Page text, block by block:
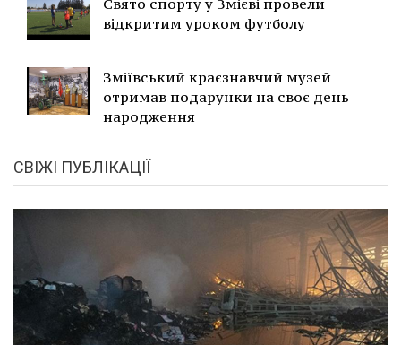
відкритим уроком футболу
Зміївський краєзнавчий музей
отримав подарунки на своє день
народження
СВІЖІ ПУБЛІКАЦІЇ